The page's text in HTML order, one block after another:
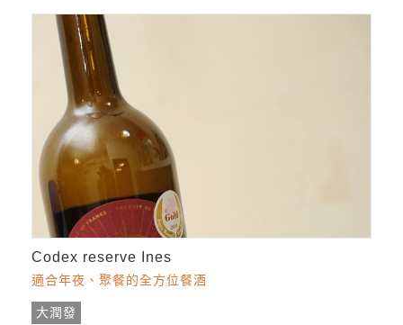
Codex reserve Ines
適合年夜、聚餐的全方位餐酒
大潤發